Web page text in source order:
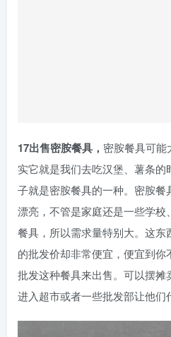
17出售密胺餐具， 密胺餐具可
实它就是我们去吃汉堡、薯条
子就是密胺餐具的一种。密胺
漂亮，不管是家庭还是一些学
餐具，所以需求量特别大。这
的批发价却非常便宜，便宜到
批发这种餐具来出售。可以摆
进入超市或者一些批发部让他们